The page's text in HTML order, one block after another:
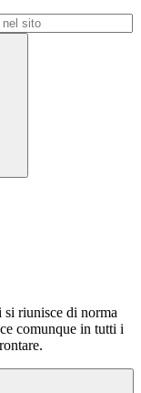
riunisce di norma
comunque in tutti i